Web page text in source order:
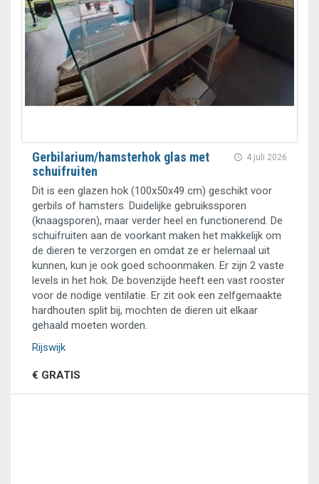
4 juli 2026
Gerbilarium/hamsterhok glas met
schuifruiten
Dit is een glazen hok (100x50x49 cm) geschikt voor
gerbils of hamsters. Duidelijke gebruikssporen
(knaagsporen), maar verder heel en functionerend. De
schuifruiten aan de voorkant maken het makkelijk om
de dieren te verzorgen en omdat ze er helemaal uit
kunnen, kun je ook goed schoonmaken. Er zijn 2 vaste
levels in het hok. De bovenzijde heeft een vast rooster
voor de nodige ventilatie. Er zit ook een zelfgemaakte
hardhouten split bij, mochten de dieren uit elkaar
gehaald moeten worden.
Rijswijk
€ GRATIS